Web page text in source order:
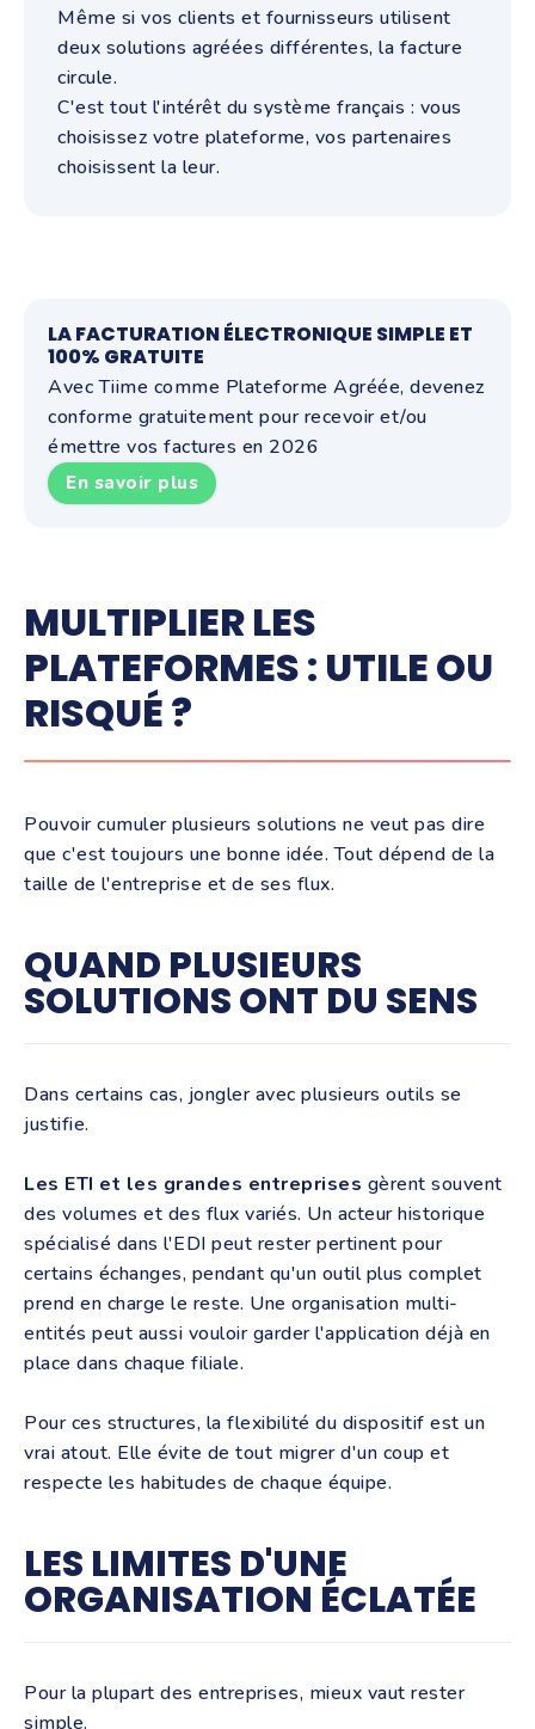
Même si vos clients et fournisseurs utilisent
deux solutions agréées différentes, la facture
circule.
C'est tout l'intérêt du système français : vous
choisissez votre plateforme, vos partenaires
choisissent la leur.
LA FACTURATION ÉLECTRONIQUE SIMPLE ET
100% GRATUITE
Avec Tiime comme Plateforme Agréée, devenez
conforme gratuitement pour recevoir et/ou
émettre vos factures en 2026
En savoir plus
MULTIPLIER LES
PLATEFORMES : UTILE OU
RISQUÉ ?
Pouvoir cumuler plusieurs solutions ne veut pas dire
que c'est toujours une bonne idée. Tout dépend de la
taille de l'entreprise et de ses flux.
QUAND PLUSIEURS
SOLUTIONS ONT DU SENS
Dans certains cas, jongler avec plusieurs outils se
justifie.
Les ETI et les grandes entreprises gèrent souvent
des volumes et des flux variés. Un acteur historique
spécialisé dans l'EDI peut rester pertinent pour
certains échanges, pendant qu'un outil plus complet
prend en charge le reste. Une organisation multi-
entités peut aussi vouloir garder l'application déjà en
place dans chaque filiale.
Pour ces structures, la flexibilité du dispositif est un
vrai atout. Elle évite de tout migrer d'un coup et
respecte les habitudes de chaque équipe.
LES LIMITES D'UNE
ORGANISATION ÉCLATÉE
Pour la plupart des entreprises, mieux vaut rester
simple.